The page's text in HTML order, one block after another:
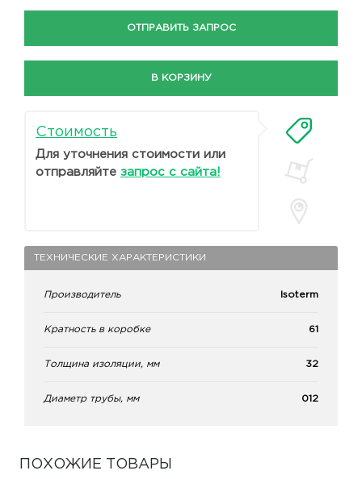
ОТПРАВИТЬ ЗАПРОС
В КОРЗИНУ
Стоимость
Для уточнения стоимости или
отправляйте запрос с сайта!
ТЕХНИЧЕСКИЕ ХАРАКТЕРИСТИКИ
Производитель Isoterm
Кратность в коробке 61
Толщина изоляции, мм 32
Диаметр трубы, мм 012
ПОХОЖИЕ ТОВАРЫ